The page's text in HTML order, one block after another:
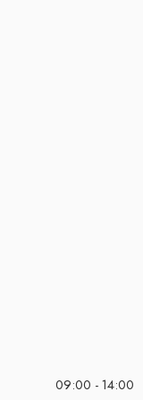
09:00 - 14:00